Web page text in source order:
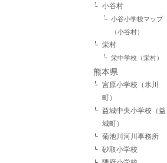
小谷村
小谷小学校マップ
（小谷村）
栄村
栄中学校（栄村）
熊本県
宮原小学校（氷川
町）
益城中央小学校（益
城町）
菊池川河川事務所
砂取小学校